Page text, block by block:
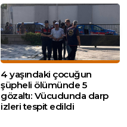
4 yaşındaki çocuğun
şüpheli ölümünde 5
gözaltı: Vücudunda darp
izleri tespit edildi